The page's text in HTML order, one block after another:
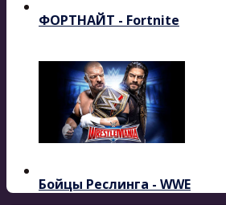
ФОРТНАЙТ - Fortnite
Бойцы Реслинга - WWE